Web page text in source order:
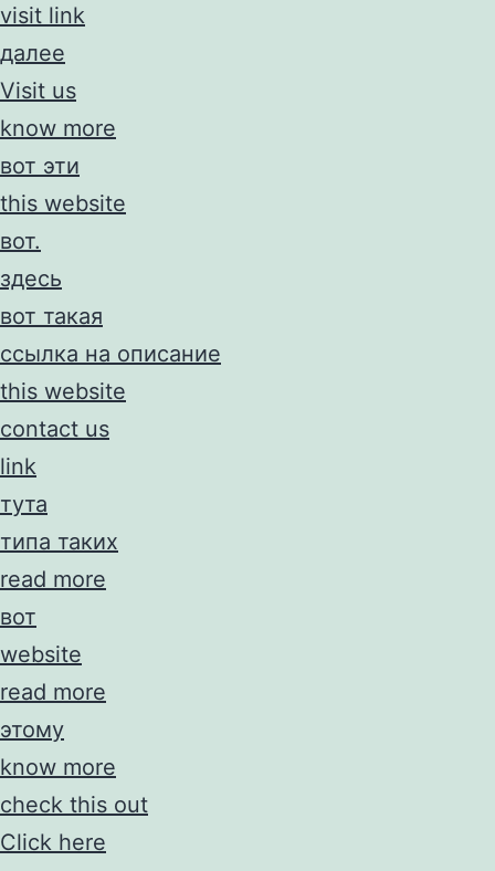
visit link
далее
Visit us
know more
вот эти
this website
вот.
здесь
вот такая
ссылка на описание
this website
contact us
link
тута
типа таких
read more
вот
website
read more
этому
know more
check this out
Click here